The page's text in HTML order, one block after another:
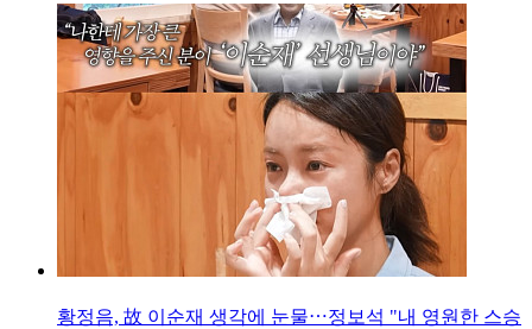
황정음, 故 이순재 생각에 눈물⋯정보석 "내 영원한 스승